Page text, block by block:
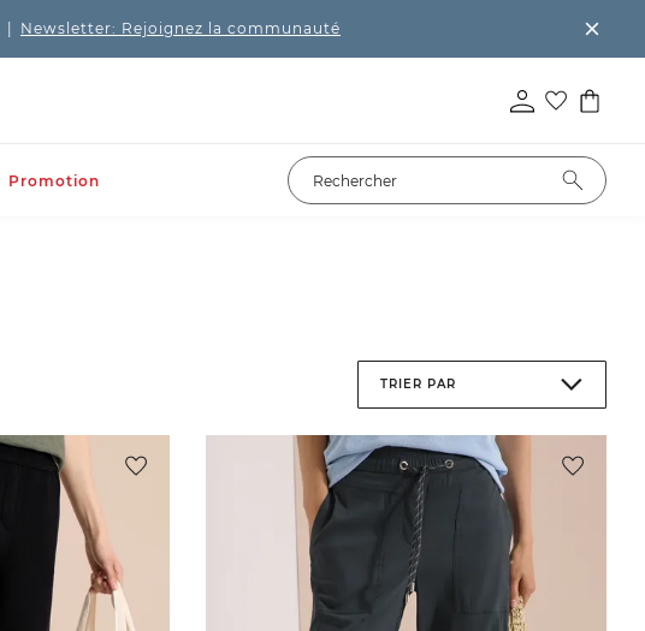
Newsletter: Rejoignez la communauté
Promotion
TRIER PAR